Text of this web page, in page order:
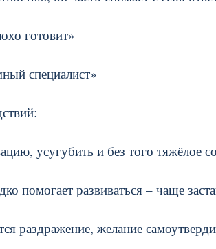
готовит»
специалист»
усугубить и без того тяжёлое
помогает развиваться – чаще
раздражение, желание